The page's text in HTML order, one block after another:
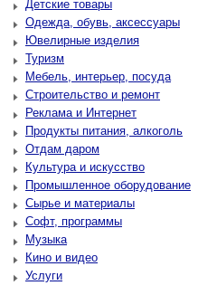
Детские товары
Одежда, обувь, аксессуары
Ювелирные изделия
Туризм
Мебель, интерьер, посуда
Строительство и ремонт
Реклама и Интернет
Продукты питания, алкоголь
Отдам даром
Культура и искусство
Промышленное оборудование
Сырье и материалы
Софт, программы
Музыка
Кино и видео
Услуги